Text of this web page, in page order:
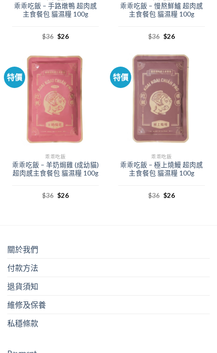
乖乖吃飯 – 手路燉鴨 超肉感
主食餐包 貓濕糧 100g
$36 $26
乖乖吃飯 – 慢熬鮮鱸 超肉感
主食餐包 貓濕糧 100g
$36 $26
特價
乖乖吃飯
乖乖吃飯 – 羊奶焗雞 (成幼貓)
超肉感主食餐包 貓濕糧 100g
$36 $26
特價
乖乖吃飯
乖乖吃飯 – 極上燒鰻 超肉感
主食餐包 貓濕糧 100g
$36 $26
關於我們
付款方法
退貨須知
維修及保養
私穩條款